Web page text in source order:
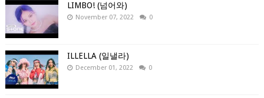
LIMBO! (넘어와)
November 07, 2022 0
ILLELLA (일낼라)
December 01, 2022 0